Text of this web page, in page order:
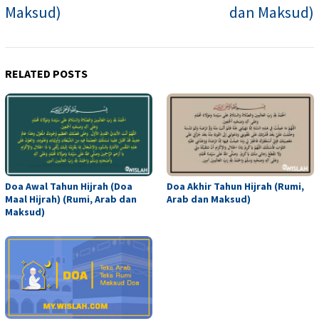
Maksud)
dan Maksud)
RELATED POSTS
Doa Awal Tahun Hijrah (Doa
Maal Hijrah) (Rumi, Arab dan
Maksud)
Doa Akhir Tahun Hijrah (Rumi,
Arab dan Maksud)